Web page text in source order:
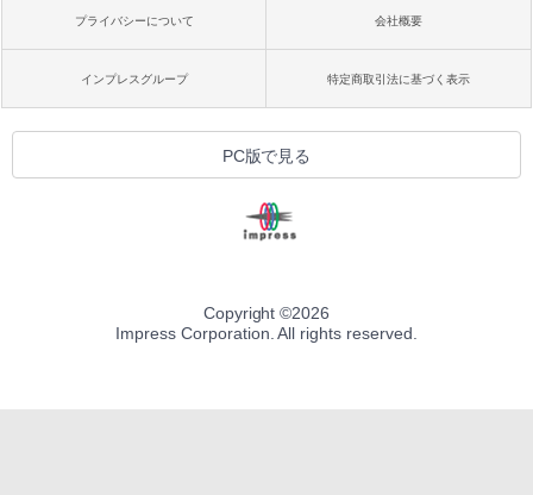
プライバシーについて 会社概要
インプレスグループ 特定商取引法に基づく表示
PC版で見る
Copyright ©2026
Impress Corporation. All rights reserved.